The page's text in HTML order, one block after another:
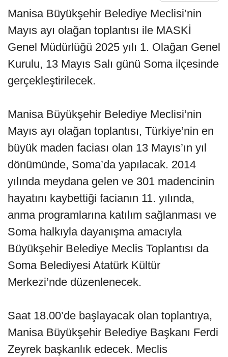
Manisa Büyükşehir Belediye Meclisi’nin
Mayıs ayı olağan toplantısı ile MASKİ
Genel Müdürlüğü 2025 yılı 1. Olağan Genel
Kurulu, 13 Mayıs Salı günü Soma ilçesinde
gerçekleştirilecek.
Manisa Büyükşehir Belediye Meclisi’nin
Mayıs ayı olağan toplantısı, Türkiye’nin en
büyük maden faciası olan 13 Mayıs’ın yıl
dönümünde, Soma’da yapılacak. 2014
yılında meydana gelen ve 301 madencinin
hayatını kaybettiği facianın 11. yılında,
anma programlarına katılım sağlanması ve
Soma halkıyla dayanışma amacıyla
Büyükşehir Belediye Meclis Toplantısı da
Soma Belediyesi Atatürk Kültür
Merkezi’nde düzenlenecek.
Saat 18.00’de başlayacak olan toplantıya,
Manisa Büyükşehir Belediye Başkanı Ferdi
Zeyrek başkanlık edecek. Meclis